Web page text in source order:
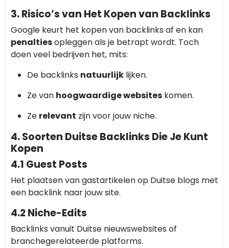
3. Risico’s van Het Kopen van Backlinks
Google keurt het kopen van backlinks af en kan
penaltiesopleggen als je betrapt wordt. Toch
doen veel bedrijven het, mits:
De backlinks natuurlijk lijken.
Ze van hoogwaardige websites komen.
Ze relevant zijn voor jouw niche.
4. Soorten Duitse Backlinks Die Je Kunt
Kopen
4.1 Guest Posts
Het plaatsen van gastartikelen op Duitse blogs met
een backlink naar jouw site.
4.2 Niche-Edits
Backlinks vanuit Duitse nieuwswebsites of
branchegerelateerde platforms.